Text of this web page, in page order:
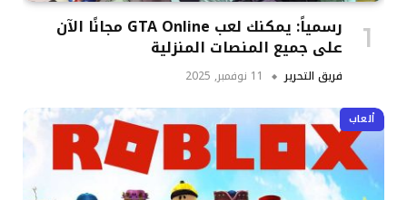
رسمياً: يمكنك لعب GTA Online مجانًا الآن
على جميع المنصات المنزلية
فريق التحرير 11 نوفمبر, 2025
ألعاب